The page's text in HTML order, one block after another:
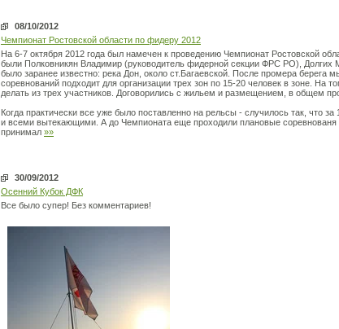
08/10/2012
Чемпионат Ростовской области по фидеру 2012
На 6-7 октября 2012 года был намечен к проведению Чемпионат Ростовской
были Полковникян Владимир (руководитель фидерной секции ФРС РО), Долгих
было заранее известно: река Дон, около ст.Багаевской. После промера берега
соревнований подходит для организации трех зон по 15-20 человек в зоне. На
делать из трех участников. Договорились с жильем и размещением, в общем
Когда практически все уже было поставленно на рельсы - случилось так, что
и всеми вытекающими. А до Чемпионата еще проходили плановые соревнованя
принимал »»
30/09/2012
Осенний Кубок ДФК
Все было супер! Без комментариев!